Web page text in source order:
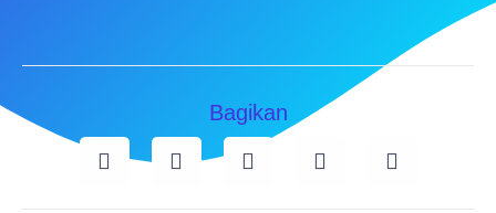
Bagikan